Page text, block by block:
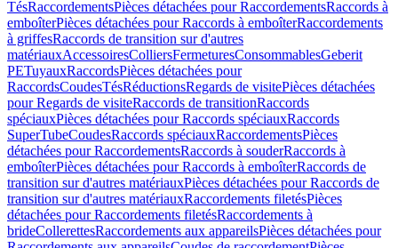
TésRaccordementsPièces détachées pour RaccordementsRaccords à
emboîterPièces détachées pour Raccords à emboîterRaccordements
à griffesRaccords de transition sur d'autres
matériauxAccessoiresColliersFermeturesConsommablesGeberit
PETuyauxRaccordsPièces détachées pour
RaccordsCoudesTésRéductionsRegards de visitePièces détachées
pour Regards de visiteRaccords de transitionRaccords
spéciauxPièces détachées pour Raccords spéciauxRaccords
SuperTubeCoudesRaccords spéciauxRaccordementsPièces
détachées pour RaccordementsRaccords à souderRaccords à
emboîterPièces détachées pour Raccords à emboîterRaccords de
transition sur d'autres matériauxPièces détachées pour Raccords de
transition sur d'autres matériauxRaccordements filetésPièces
détachées pour Raccordements filetésRaccordements à
brideCollerettesRaccordements aux appareilsPièces détachées pour